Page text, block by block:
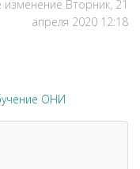
изменение Вторник, 21
апреля 2020 12:18
ОНИ